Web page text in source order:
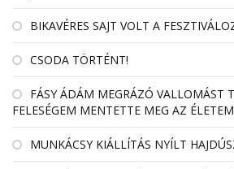
BIKAVÉRES SAJT VOLT A
CSODA TÖRTÉNT!
FÁSY ÁDÁM MEGRÁZÓ VALLOMÁST
FELESÉGEM MENTETTE MEG AZ
MUNKÁCSY KIÁLLÍTÁS NYÍLT